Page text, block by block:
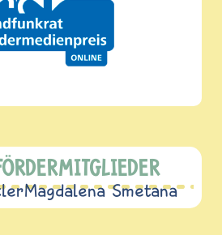
Magdalena Smetana